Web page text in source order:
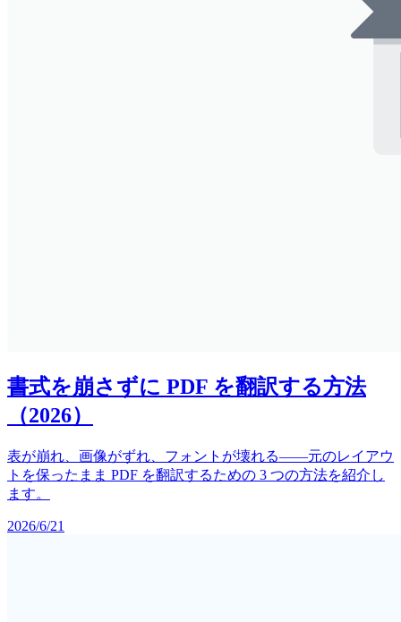
書式を崩さずに PDF を翻訳する方法
（2026）
表が崩れ、画像がずれ、フォントが壊れる——元のレイアウ
トを保ったまま PDF を翻訳するための 3 つの方法を紹介し
ます。
2026/6/21